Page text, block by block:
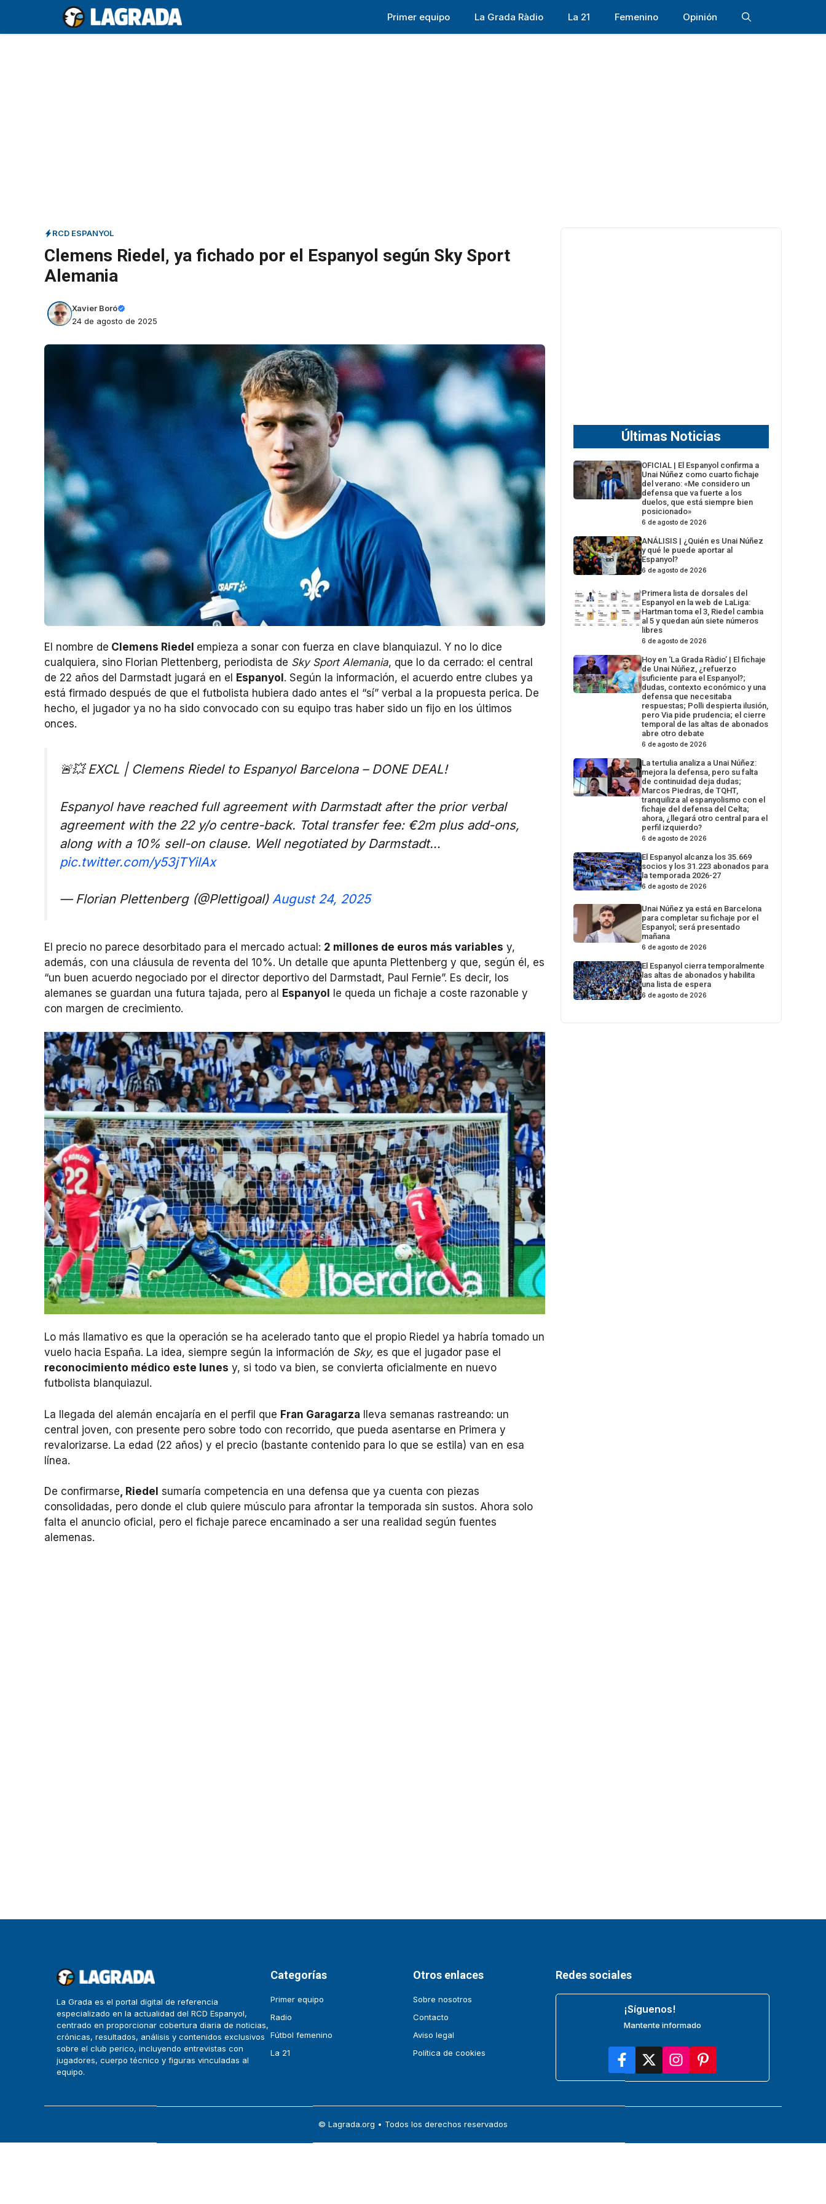
contenido
Primer equipo La Grada Ràdio La 21 Femenino Opinión
RCD ESPANYOL
Clemens Riedel, ya fichado por el Espanyol según Sky Sport
Alemania
Xavier Boró
24 de agosto de 2025
El nombre de Clemens Riedel empieza a sonar con fuerza en clave blanquiazul. Y no lo dice
cualquiera, sino Florian Plettenberg, periodista de Sky Sport Alemania, que lo da cerrado: el central
de 22 años del Darmstadt jugará en el
Espanyol . Según la información, el acuerdo entre clubes ya
está firmado después de que el futbolista hubiera dado antes el “sí” verbal a la propuesta perica. De
hecho, el jugador ya no ha sido convocado con su equipo tras haber sido un fijo en los últimos
onces.
🚨💥 EXCL | Clemens Riedel to Espanyol Barcelona – DONE DEAL!
Espanyol have reached full agreement with Darmstadt after the prior verbal
agreement with the 22 y/o centre-back. Total transfer fee: €2m plus add-ons,
along with a 10% sell-on clause. Well negotiated by Darmstadt…
pic.twitter.com/y53jTYilAx
— Florian Plettenberg (@Plettigoal) August 24, 2025
El precio no parece desorbitado para el mercado actual: 2 millones de euros más variables y,
además, con una cláusula de reventa del 10%. Un detalle que apunta Plettenberg y que, según él, es
“un buen acuerdo negociado por el director deportivo del Darmstadt, Paul Fernie”. Es decir, los
alemanes se guardan una futura tajada, pero al Espanyol le queda un fichaje a coste razonable y
con margen de crecimiento.
Lo más llamativo es que la operación se ha acelerado tanto que el propio Riedel ya habría tomado un
vuelo hacia España. La idea, siempre según la información de Sky, es que el jugador pase el
reconocimiento médico este lunes y, si todo va bien, se convierta oficialmente en nuevo
futbolista blanquiazul.
La llegada del alemán encajaría en el perfil que Fran Garagarza lleva semanas rastreando: un
central joven, con presente pero sobre todo con recorrido, que pueda asentarse en Primera y
revalorizarse. La edad (22 años) y el precio (bastante contenido para lo que se estila) van en esa
línea.
De confirmarse, Riedel sumaría competencia en una defensa que ya cuenta con piezas
consolidadas, pero donde el club quiere músculo para afrontar la temporada sin sustos. Ahora solo
falta el anuncio oficial, pero el fichaje parece encaminado a ser una realidad según fuentes
alemenas.
Últimas Noticias
OFICIAL | El Espanyol confirma a
Unai Núñez como cuarto fichaje
del verano: «Me considero un
defensa que va fuerte a los
duelos, que está siempre bien
posicionado»
6 de agosto de 2026
ANÁLISIS | ¿Quién es Unai Núñez
y qué le puede aportar al
Espanyol?
6 de agosto de 2026
Primera lista de dorsales del
Espanyol en la web de LaLiga:
Hartman toma el 3, Riedel cambia
al 5 y quedan aún siete números
libres
6 de agosto de 2026
Hoy en ‘La Grada Ràdio’ | El fichaje
de Unai Núñez, ¿refuerzo
suficiente para el Espanyol?;
dudas, contexto económico y una
defensa que necesitaba
respuestas; Polli despierta ilusión,
pero Via pide prudencia; el cierre
temporal de las altas de abonados
abre otro debate
6 de agosto de 2026
La tertulia analiza a Unai Núñez:
mejora la defensa, pero su falta
de continuidad deja dudas;
Marcos Piedras, de TQHT,
tranquiliza al espanyolismo con el
fichaje del defensa del Celta;
ahora, ¿llegará otro central para el
perfil izquierdo?
6 de agosto de 2026
El Espanyol alcanza los 35.669
socios y los 31.223 abonados para
la temporada 2026-27
6 de agosto de 2026
Unai Núñez ya está en Barcelona
para completar su fichaje por el
Espanyol; será presentado
mañana
6 de agosto de 2026
El Espanyol cierra temporalmente
las altas de abonados y habilita
una lista de espera
6 de agosto de 2026
La Grada es el portal digital de referencia
especializado en la actualidad del RCD Espanyol,
centrado en proporcionar cobertura diaria de noticias,
crónicas, resultados, análisis y contenidos exclusivos
sobre el club perico, incluyendo entrevistas con
jugadores, cuerpo técnico y figuras vinculadas al
equipo.
Categorías
Primer equipo
Radio
Fútbol femenino
La 21
Otros enlaces
Sobre nosotros
Contacto
Aviso legal
Política de cookies
Redes sociales
¡Síguenos!
Mantente informado
© Lagrada.org • Todos los derechos reservados